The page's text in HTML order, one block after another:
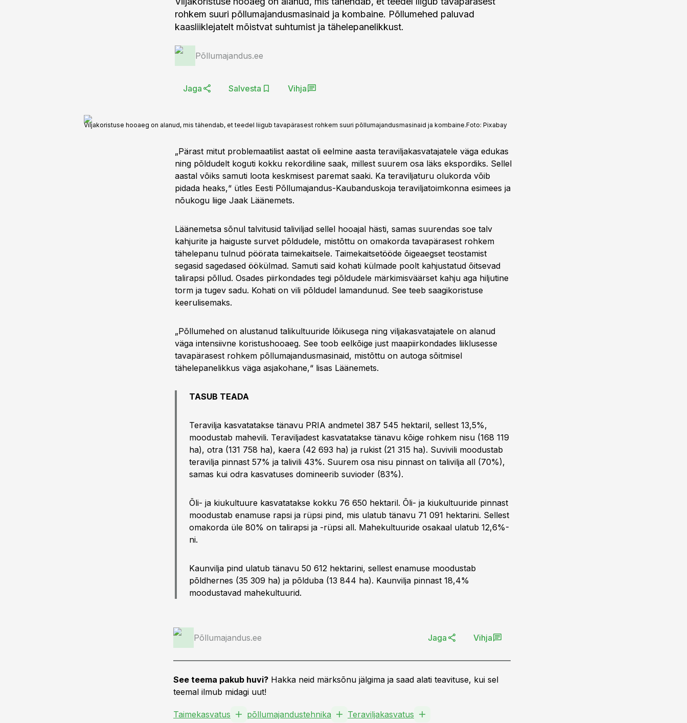
rohkem suuri põllumajandusmasinaid ja kombaine. Põllumehed paluvad
kaasliiklejatelt mõistvat suhtumist ja tähelepanelikkust.
Põllumajandus.ee
Jaga Salvesta Vihja
Viljakoristuse hooaeg on alanud, mis tähendab, et teedel liigub tavapärasest rohkem suuri põllumajandusmasinaid ja kombaine.Foto: Pixabay
„Pärast mitut problemaatilist aastat oli eelmine aasta teraviljakasvatajatele väga edukas
ning põldudelt koguti kokku rekordiline saak, millest suurem osa läks ekspordiks. Sellel
aastal võiks samuti loota keskmisest paremat saaki. Ka teraviljaturu olukorda võib
pidada heaks,“ ütles Eesti Põllumajandus-Kaubanduskoja teraviljatoimkonna esimees ja
nõukogu liige Jaak Läänemets.
Läänemetsa sõnul talvitusid taliviljad sellel hooajal hästi, samas suurendas soe talv
kahjurite ja haiguste survet põldudele, mistõttu on omakorda tavapärasest rohkem
tähelepanu tulnud pöörata taimekaitsele. Taimekaitsetööde õigeaegset teostamist
segasid sagedased öökülmad. Samuti said kohati külmade poolt kahjustatud õitsevad
talirapsi põllud. Osades piirkondades tegi põldudele märkimisväärset kahju aga hiljutine
torm ja tugev sadu. Kohati on vili põldudel lamandunud. See teeb saagikoristuse
keerulisemaks.
„Põllumehed on alustanud talikultuuride lõikusega ning viljakasvatajatele on alanud
väga intensiivne koristushooaeg. See toob eelkõige just maapiirkondades liiklusesse
tavapärasest rohkem põllumajandusmasinaid, mistõttu on autoga sõitmisel
tähelepanelikkus väga asjakohane,“ lisas Läänemets.
TASUB TEADA
Teravilja kasvatatakse tänavu PRIA andmetel 387 545 hektaril, sellest 13,5%,
moodustab mahevili. Teraviljadest kasvatatakse tänavu kõige rohkem nisu (168 119
ha), otra (131 758 ha), kaera (42 693 ha) ja rukist (21 315 ha). Suvivili moodustab
teravilja pinnast 57% ja talivili 43%. Suurem osa nisu pinnast on talivilja all (70%),
samas kui odra kasvatuses domineerib suvioder (83%).
Õli- ja kiukultuure kasvatatakse kokku 76 650 hektaril. Õli- ja kiukultuuride pinnast
moodustab enamuse rapsi ja rüpsi pind, mis ulatub tänavu 71 091 hektarini. Sellest
omakorda üle 80% on talirapsi ja -rüpsi all. Mahekultuuride osakaal ulatub 12,6%-
ni.
Kaunvilja pind ulatub tänavu 50 612 hektarini, sellest enamuse moodustab
põldhernes (35 309 ha) ja põlduba (13 844 ha). Kaunvilja pinnast 18,4%
moodustavad mahekultuurid.
Põllumajandus.ee Jaga Vihja
See teema pakub huvi? Hakka neid märksõnu jälgima ja saad alati teavituse, kui sel
teemal ilmub midagi uut!
Taimekasvatus põllumajandustehnika Teraviljakasvatus